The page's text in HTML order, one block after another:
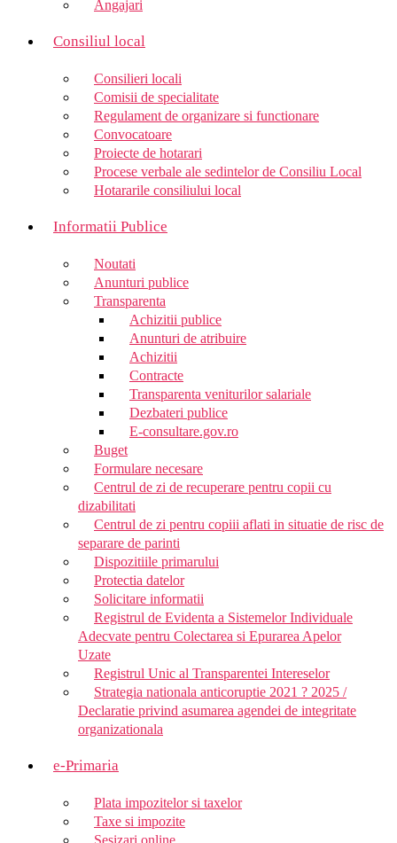
Angajari
Consiliul local
Consilieri locali
Comisii de specialitate
Regulament de organizare si functionare
Convocatoare
Proiecte de hotarari
Procese verbale ale sedintelor de Consiliu Local
Hotararile consiliului local
Informatii Publice
Noutati
Anunturi publice
Transparenta
Achizitii publice
Anunturi de atribuire
Achizitii
Contracte
Transparenta veniturilor salariale
Dezbateri publice
E-consultare.gov.ro
Buget
Formulare necesare
Centrul de zi de recuperare pentru copii cu
dizabilitati
Centrul de zi pentru copiii aflati in situatie de risc de
separare de parinti
Dispozitiile primarului
Protectia datelor
Solicitare informatii
Registrul de Evidenta a Sistemelor Individuale
Adecvate pentru Colectarea si Epurarea Apelor
Uzate
Registrul Unic al Transparentei Intereselor
Strategia nationala anticoruptie 2021 ? 2025 /
Declaratie privind asumarea agendei de integritate
organizationala
e-Primaria
Plata impozitelor si taxelor
Taxe si impozite
Sesizari online